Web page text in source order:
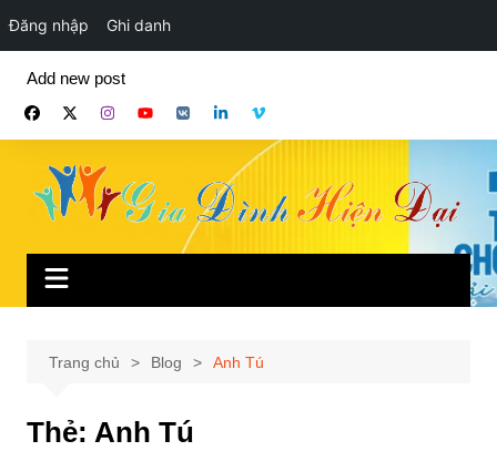
Đăng nhập Ghi danh
phần
Add new post
Trang chủ Blog Anh Tú
Thẻ: Anh Tú